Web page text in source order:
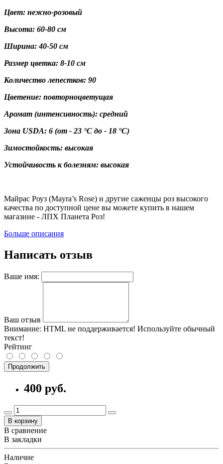
Цвет: нежно-розовый
Высота: 60-80 см
Ширина: 40-50 см
Размер цветка: 8-10 см
Количество лепестков: 90
Цветение: повторноцветущая
Аромат (интенсивность): средний
Зона USDA: 6 (от - 23 °C до - 18 °C)
Зимостойкость: высокая
Устойчивость к болезням: высокая
Майрас Роуз (Mayra’s Rose) и другие саженцы роз высокого
качества по доступной цене вы можете купить в нашем
магазине - ЛПХ Планета Роз!
Больше описания
Написать отзыв
Ваше имя:
Ваш отзыв
Внимание: HTML не поддерживается! Используйте обычный
текст!
Рейтинг
Продолжить
400 руб.
В корзину
В сравнение
В закладки
Наличие